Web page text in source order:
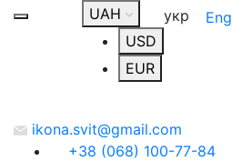
UAH
USD
EUR
укр Eng
ikona.svit@gmail.com
+38 (068) 100-77-84